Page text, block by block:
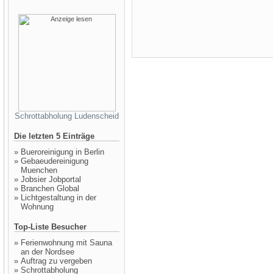
Schrottabholung Ludenscheid
Die letzten 5 Einträge
» Bueroreinigung in Berlin
» Gebaeudereinigung
Muenchen
» Jobsier Jobportal
» Branchen Global
» Lichtgestaltung in der
Wohnung
Top-Liste Besucher
» Ferienwohnung mit Sauna
an der Nordsee
» Auftrag zu vergeben
» Schrottabholung